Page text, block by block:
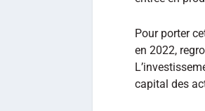
Pour porter
en 2022,
capital des